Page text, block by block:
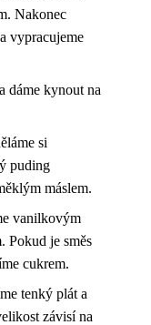
Nakonec
vypracujeme
dáme kynout na
si
puding
máslem.
vanilkovým
Pokud je směs
cukrem.
tenký plát a
závisí na